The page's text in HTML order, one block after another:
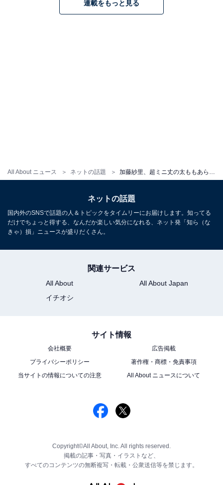
All About ニュース ネットの話題
連載をもっと見る
ネットの話題
国内外のSNSで話題の人＆トピックをタイムリーにお届けします。知ってる
だけでちょっと得する、なんだか楽しい気分になれる、ネット発「知ら（な
きゃ）損」ニュースが盛りだくさん。
関連サービス
All About
All About Japan
イチオシ
サイト情報
会社概要
広告掲載
プライバシーポリシー
著作権・商標・免責事項
当サイトの情報についての注意
All About ニュースについて
Copyright©All About, Inc. All rights reserved.
掲載の記事・写真・イラストなど、
すべてのコンテンツの無断複写・転載・公衆送信等を禁じます。